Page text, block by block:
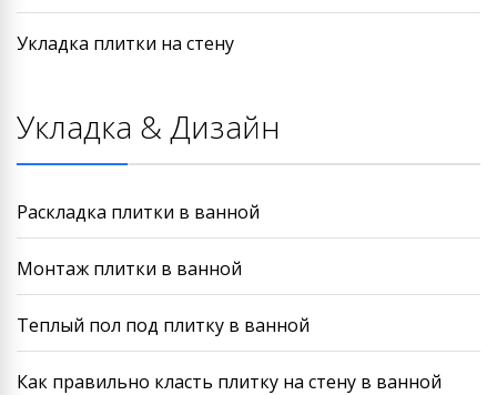
Укладка плитки на стену
Укладка & Дизайн
Раскладка плитки в ванной
Монтаж плитки в ванной
Теплый пол под плитку в ванной
Как правильно класть плитку на стену в ванной